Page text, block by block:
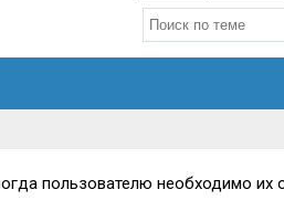
пользователю необходимо их